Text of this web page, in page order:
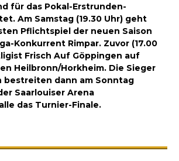
für das Pokal-Erstrunden-
Am Samstag (19.30 Uhr) geht
Pflichtspiel der neuen Saison
Konkurrent Rimpar. Zuvor (17.00
Frisch Auf Göppingen auf
Heilbronn/Horkheim. Die Sieger
bestreiten dann am Sonntag
Saarlouiser Arena
das Turnier-Finale.